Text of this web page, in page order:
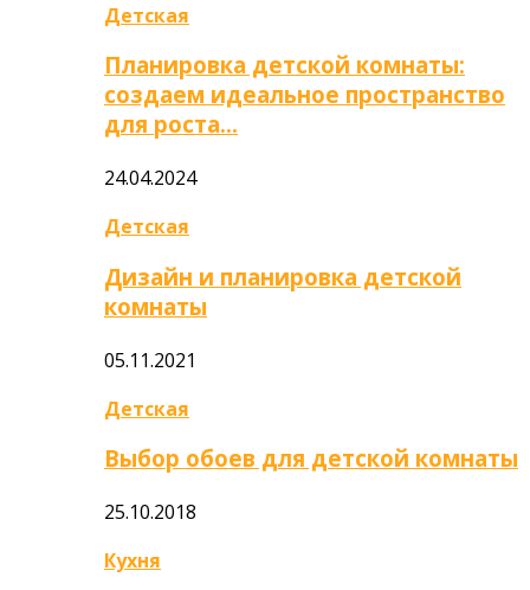
Детская
Планировка детской комнаты:
создаем идеальное пространство
для роста…
24.04.2024
Детская
Дизайн и планировка детской
комнаты
05.11.2021
Детская
Выбор обоев для детской комнаты
25.10.2018
Кухня